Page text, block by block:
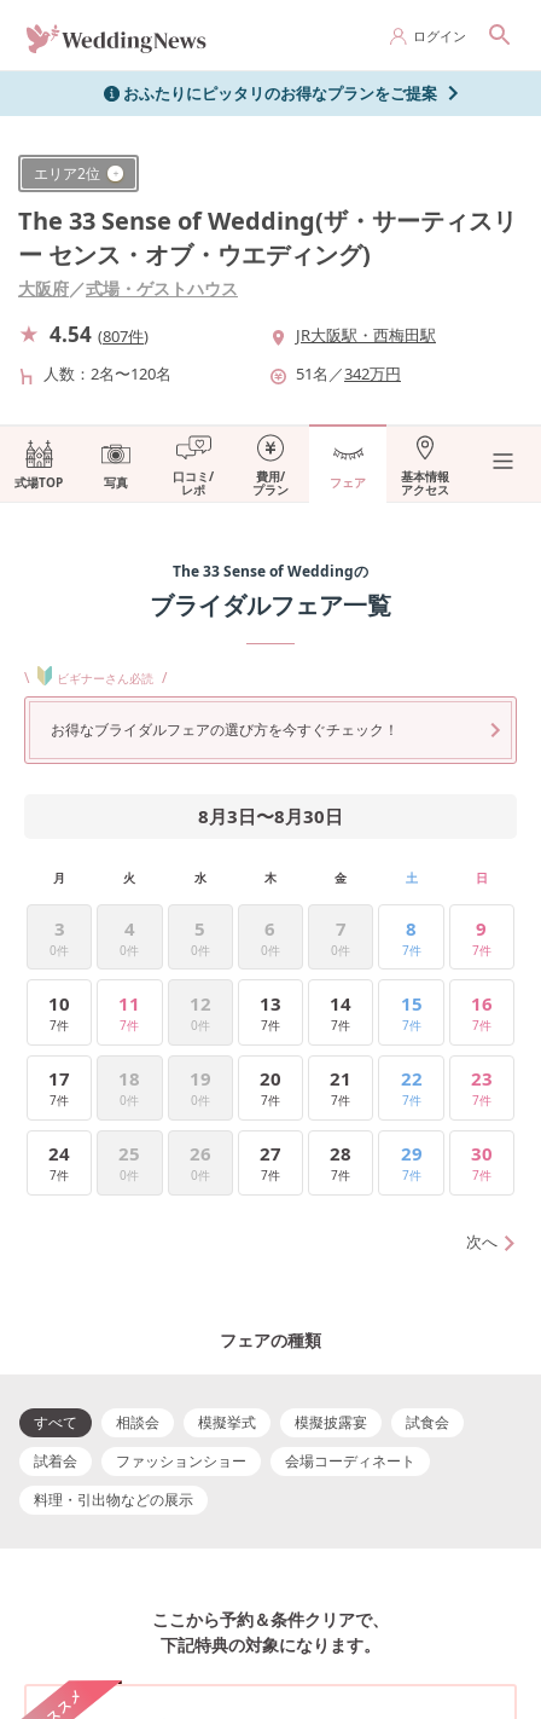
ログイン
おふたりにピッタリのお得なプランをご提案
エリア2位
The 33 Sense of Wedding(ザ・サーティスリ
ー センス・オブ・ウエディング)
大阪府／式場・ゲストハウス
4.54 (807件)
JR大阪駅・西梅田駅
人数
2名〜120名 51名 ／342万円
式場TOP 写真 口コミ/
レポ
費用/
プラン フェア 基本情報
アクセス
The 33 Sense of Weddingの
ブライダルフェア一覧
\ ビギナーさん必読 /
お得なブライダルフェアの選び方を今すぐチェック！
8月3日〜8月30日
月 火 水 木 金 土 日
3
0件
4
0件
5
0件
6
0件
7
0件
8
7件
9
7件
10
7件
11
7件
12
0件
13
7件
14
7件
15
7件
16
7件
17
7件
18
0件
19
0件
20
7件
21
7件
22
7件
23
7件
24
7件
25
0件
26
0件
27
7件
28
7件
29
7件
30
7件
次へ
フェアの種類
すべて 相談会 模擬挙式 模擬披露宴
試食会
試着会
ファッションショー
会場コーディネート
料理・引出物などの展示
ここから予約＆条件クリアで、
下記特典の対象になります。